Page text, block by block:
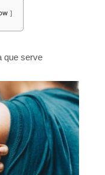
que serve